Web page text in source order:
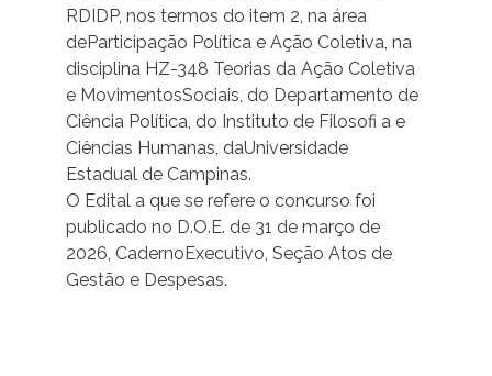
RDIDP, nos termos do item 2, na área
deParticipação Política e Ação Coletiva, na
disciplina HZ-348 Teorias da Ação Coletiva
e MovimentosSociais, do Departamento de
Ciência Política, do Instituto de Filosofi a e
Ciências Humanas, daUniversidade
Estadual de Campinas.
O Edital a que se refere o concurso foi
publicado no D.O.E. de 31 de março de
2026, CadernoExecutivo, Seção Atos de
Gestão e Despesas.